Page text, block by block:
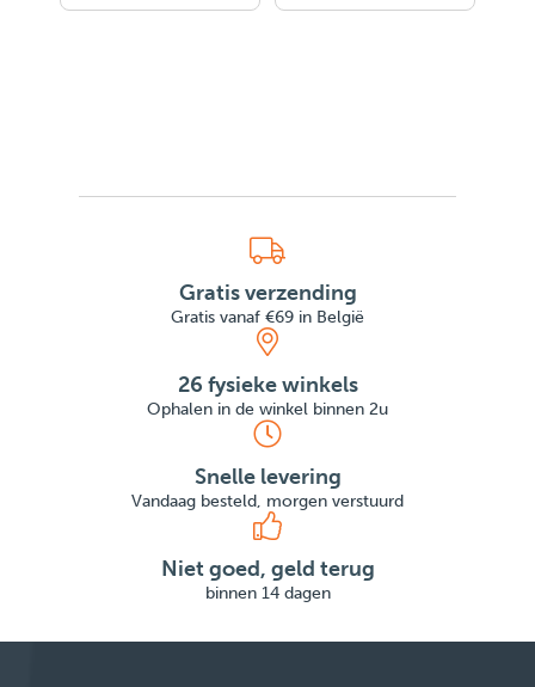
Gratis verzending
Gratis vanaf €69 in België
26 fysieke winkels
Ophalen in de winkel binnen 2u
Snelle levering
Vandaag besteld, morgen verstuurd
Niet goed, geld terug
binnen 14 dagen